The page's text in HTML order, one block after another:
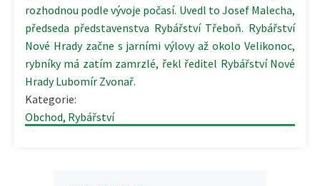
rozhodnou podle vývoje počasí. Uvedl to Josef Malecha,
předseda představenstva Rybářství Třeboň. Rybářství
Nové Hrady začne s jarními výlovy až okolo Velikonoc,
rybníky má zatím zamrzlé, řekl ředitel Rybářství Nové
Hrady Lubomír Zvonař.
Kategorie:
Obchod, Rybářství